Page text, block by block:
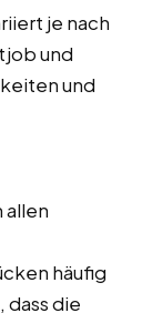
je nach
und
und
allen
häufig
die